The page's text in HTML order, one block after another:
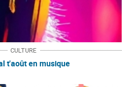
CULTURE
t'août en musique